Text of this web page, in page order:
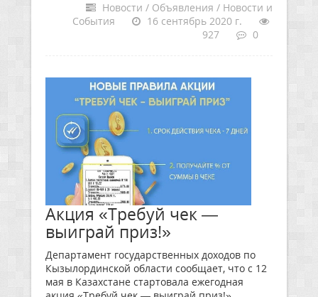
Новости / Объявления / Новости и
События
16 сентябрь 2020 г.
927
0
Акция «Требуй чек —
выиграй приз!»
Департамент государственных доходов по
Кызылординской области сообщает, что с 12
мая в Казахстане стартовала ежегодная